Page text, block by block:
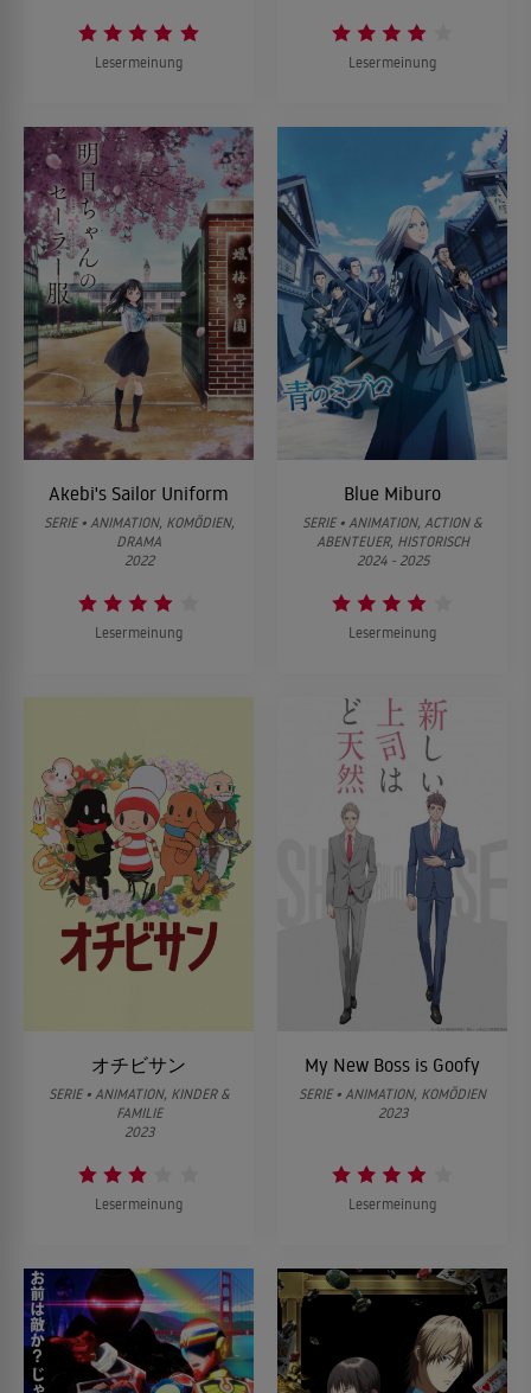
Lesermeinung Lesermeinung
Akebi's Sailor Uniform
SERIE • ANIMATION, KOMÖDIEN,
DRAMA
2022
Lesermeinung
Blue Miburo
SERIE • ANIMATION, ACTION &
ABENTEUER, HISTORISCH
2024 - 2025
Lesermeinung
オチビサン
SERIE • ANIMATION, KINDER &
FAMILIE
2023
Lesermeinung
My New Boss is Goofy
SERIE • ANIMATION, KOMÖDIEN
2023
Lesermeinung